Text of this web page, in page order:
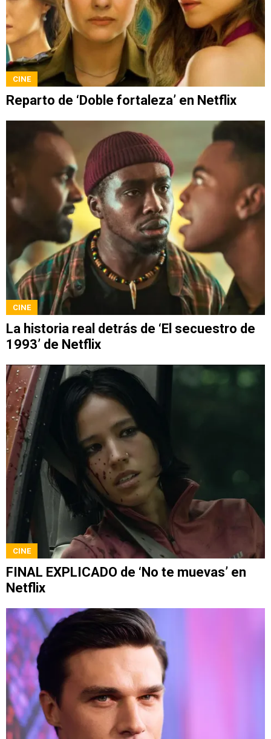
CINE
Reparto de ‘Doble fortaleza’ en Netflix
CINE
La historia real detrás de ‘El secuestro de
1993’ de Netflix
CINE
FINAL EXPLICADO de ‘No te muevas’ en
Netflix